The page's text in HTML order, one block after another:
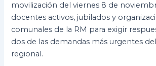
movilización del viernes 8 de
docentes activos, jubilados y
comunales de la RM para exigir
dos de las demandas más urgentes
regional.